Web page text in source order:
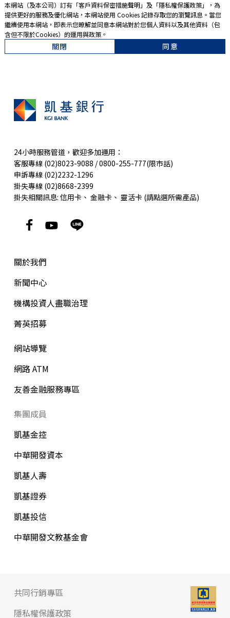
本網站（及本公司）訂有「客戶資料保密措施聲明」及「隱私權保護政策」，為
提供更好的服務及優化網站，本網站使用 Cookies 記錄存取您的瀏覽訊息。當您
繼續使用本網站，即表示您暸解並同意本網站對於您個人資料以及其他資料（包
含但不限於Cookies）的運用與政策。
關閉 同意
24小時服務管道，歡迎多加運用：
客服專線 (02)8023-9088 / 0800-255-777(限市話)
申訴專線 (02)2232-1296
掛失專線 (02)8668-2399
掛失相關訊息: 信用卡、 金融卡、 靈活卡(請點選所需產品)
關於我們
新聞中心
機構投資人盡職治理
菁英招募
網站導覽
網路 ATM
友善金融服務專區
集團成員
凱基金控
中華開發資本
凱基人壽
凱基證券
凱基投信
中華開發文教基金會
共同行銷專區
隱私權保護政策